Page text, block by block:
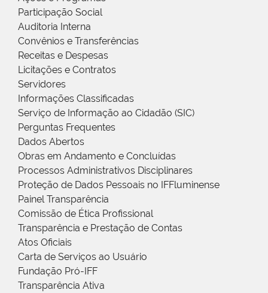
Participação Social
Auditoria Interna
Convênios e Transferências
Receitas e Despesas
Licitações e Contratos
Servidores
Informações Classificadas
Serviço de Informação ao Cidadão (SIC)
Perguntas Frequentes
Dados Abertos
Obras em Andamento e Concluídas
Processos Administrativos Disciplinares
Proteção de Dados Pessoais no IFFluminense
Painel Transparência
Comissão de Ética Profissional
Transparência e Prestação de Contas
Atos Oficiais
Carta de Serviços ao Usuário
Fundação Pró-IFF
Transparência Ativa